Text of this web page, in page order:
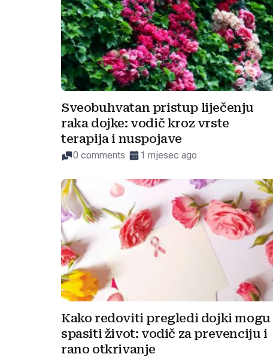
Sveobuhvatan pristup liječenju
raka dojke: vodič kroz vrste
terapija i nuspojave
0 comments 1 mjesec ago
Kako redoviti pregledi dojki mogu
spasiti život: vodič za prevenciju i
rano otkrivanje